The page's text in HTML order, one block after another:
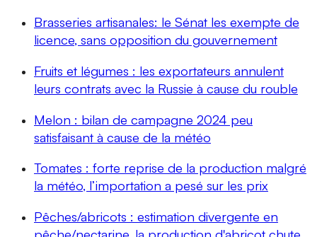
Brasseries artisanales: le Sénat les exempte de
licence, sans opposition du gouvernement
Fruits et légumes : les exportateurs annulent
leurs contrats avec la Russie à cause du rouble
Melon : bilan de campagne 2024 peu
satisfaisant à cause de la météo
Tomates : forte reprise de la production malgré
la météo, l’importation a pesé sur les prix
Pêches/abricots : estimation divergente en